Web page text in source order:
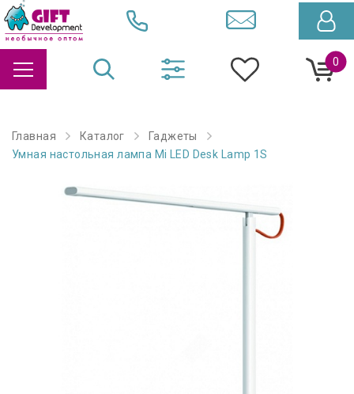
0
Главная Каталог
Гаджеты
Умная настольная лампа Mi LED Desk Lamp 1S